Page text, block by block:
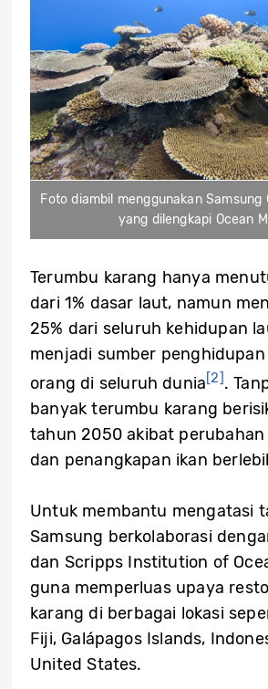
Foto diambil menggunakan Samsung
yang dilengkapi Ocean
Terumbu karang hanya
dari 1% dasar laut, namun
25% dari seluruh kehidupan
menjadi sumber
orang di seluruh dunia [2] .
banyak terumbu karang
tahun 2050 akibat perubahan
dan penangkapan ikan
Untuk membantu mengatasi
Samsung berkolaborasi
dan Scripps Institution of
guna memperluas upaya
karang di berbagai lokasi
Fiji, Galápagos Islands,
United States.